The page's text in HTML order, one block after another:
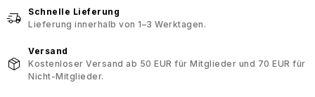
Schnelle Lieferung
Lieferung innerhalb von 1–3 Werktagen.
Versand
Kostenloser Versand ab 50 EUR für Mitglieder und 70 EUR für
Nicht-Mitglieder.